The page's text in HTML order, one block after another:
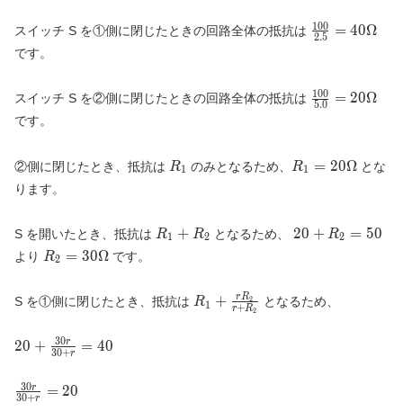
\Omega
スイッチ S を①側に閉じたときの回路全体の抵抗は \frac{100}
2.5
100 = 40Ω
です。
スイッチ S を②側に閉じたときの回路全体の抵抗は \frac{100}
5.0
100 = 20Ω
です。
②側に閉じたとき、抵抗は R_1
R1 のみとなるため、
R_1 =
R1 = 20Ωとな
ります。
S を開いたとき、抵抗は R_1
R1 + R2 となるため、 20
50
20 + R2 = 50
より R_2 =
R2 = 30Ωです。
S を①側に閉じたとき、抵抗は R_1 +
\frac{r
R1 + r+R2
rR2 となるため、
20 +
\frac{30
r}{30 +
r} = 40
20 + 30+r
30r = 40
\frac{30
r}{30 +
30+r
30r = 20